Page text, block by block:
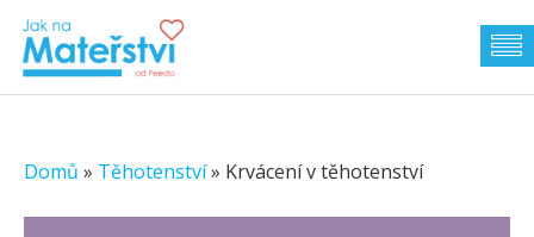
Domů » Těhotenství» Krvácení v těhotenství